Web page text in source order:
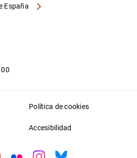
España
Política de cookies
Accesibilidad